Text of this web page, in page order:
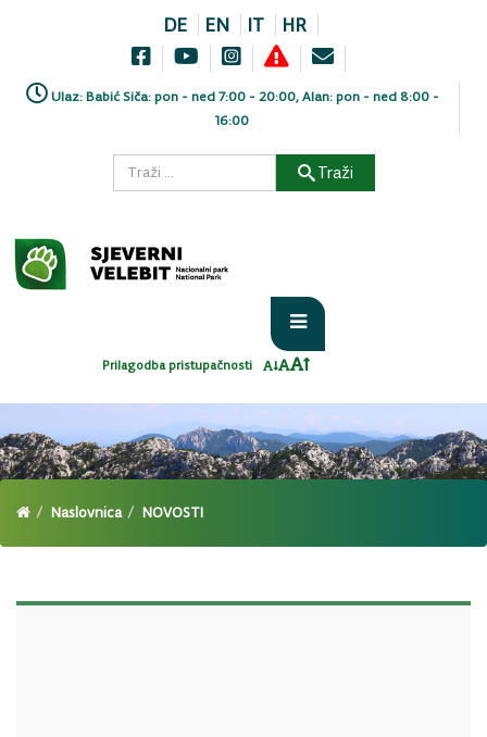
DE EN IT HR
Ulaz: Babić Siča: pon - ned 7:00 - 20:00, Alan: pon - ned 8:00 -
16:00
Traži
Prilagodba pristupačnosti
Naslovnica NOVOSTI